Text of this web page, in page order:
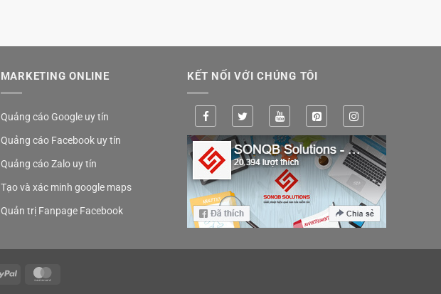
MARKETING ONLINE
Quảng cáo Google uy tín
Quảng cáo Facebook uy tín
Quảng cáo Zalo uy tín
Tạo và xác minh google maps
Quản trị Fanpage Facebook
KẾT NỐI VỚI CHÚNG TÔI
PayPal